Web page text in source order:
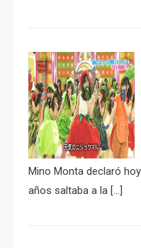
Mino Monta declaró
años saltaba a la […]